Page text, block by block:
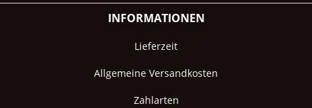
INFORMATIONEN
Lieferzeit
Allgemeine Versandkosten
Zahlarten